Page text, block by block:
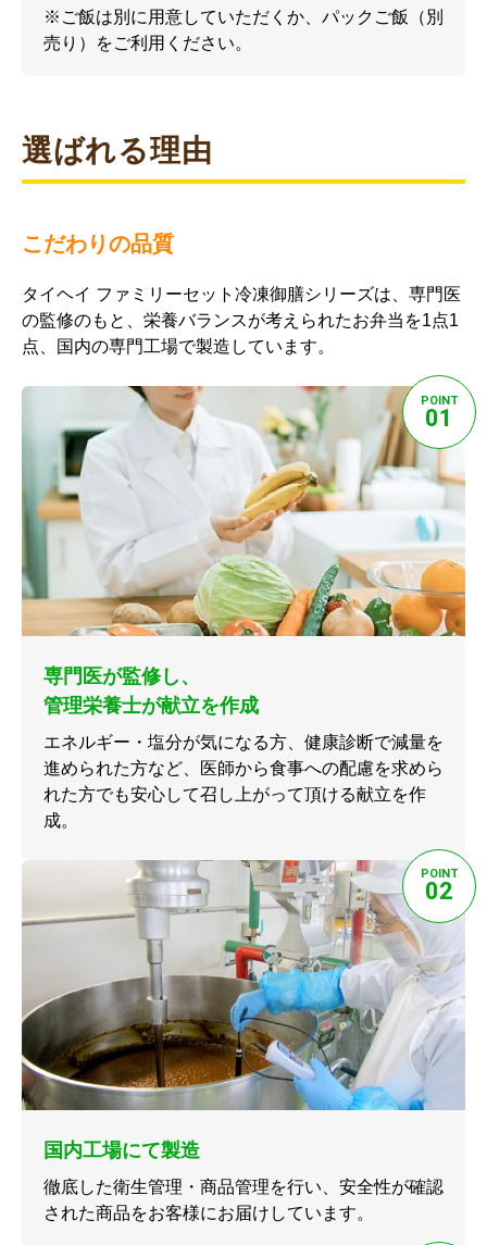
※ご飯は別に用意していただくか、パックご飯（別
売り）をご利用ください。
選ばれる理由
こだわりの品質
タイヘイ ファミリーセット冷凍御膳シリーズは、専門医
の監修のもと、栄養バランスが考えられたお弁当を1点1
点、国内の専門工場で製造しています。
POINT
01
専門医が監修し、
管理栄養士が献立を作成
エネルギー・塩分が気になる方、健康診断で減量を
進められた方など、医師から食事への配慮を求めら
れた方でも安心して召し上がって頂ける献立を作
成。
POINT
02
国内工場にて製造
徹底した衛生管理・商品管理を行い、安全性が確認
された商品をお客様にお届けしています。